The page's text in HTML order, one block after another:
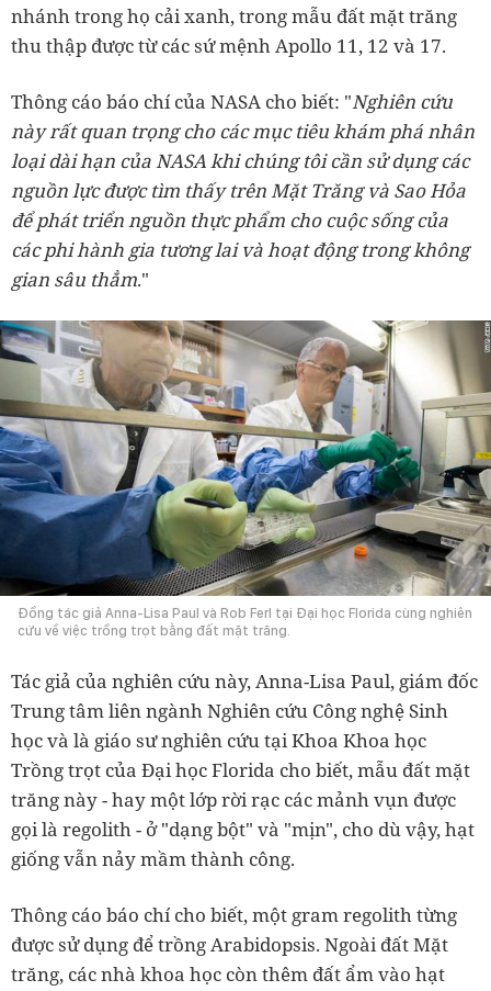
nhánh trong họ cải xanh, trong mẫu đất mặt trăng
thu thập được từ các sứ mệnh Apollo 11, 12 và 17.
Thông cáo báo chí của NASA cho biết: "Nghiên cứu
này rất quan trọng cho các mục tiêu khám phá nhân
loại dài hạn của NASA khi chúng tôi cần sử dụng các
nguồn lực được tìm thấy trên Mặt Trăng và Sao Hỏa
để phát triển nguồn thực phẩm cho cuộc sống của
các phi hành gia tương lai và hoạt động trong không
gian sâu thẳm."
Đồng tác giả Anna-Lisa Paul và Rob Ferl tại Đại học Florida cùng nghiên
cứu về việc trồng trọt bằng đất mặt trăng.
Tác giả của nghiên cứu này, Anna-Lisa Paul, giám đốc
Trung tâm liên ngành Nghiên cứu Công nghệ Sinh
học và là giáo sư nghiên cứu tại Khoa Khoa học
Trồng trọt của Đại học Florida cho biết, mẫu đất mặt
trăng này - hay một lớp rời rạc các mảnh vụn được
gọi là regolith - ở "dạng bột" và "mịn", cho dù vậy, hạt
giống vẫn nảy mầm thành công.
Thông cáo báo chí cho biết, một gram regolith từng
được sử dụng để trồng Arabidopsis. Ngoài đất Mặt
trăng, các nhà khoa học còn thêm đất ẩm vào hạt